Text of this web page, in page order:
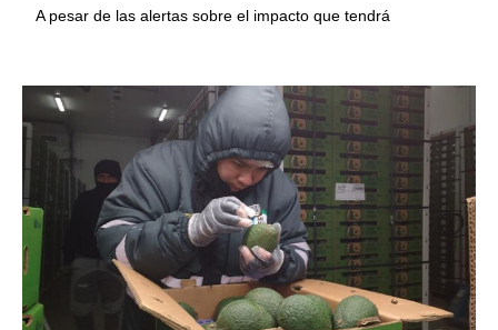
A pesar de las alertas sobre el impacto que tendrá